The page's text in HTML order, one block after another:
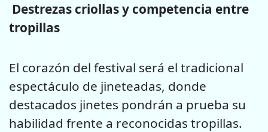
Destrezas criollas y competencia entre
tropillas
El corazón del festival será el tradicional
espectáculo de jineteadas, donde
destacados jinetes pondrán a prueba su
habilidad frente a reconocidas tropillas.